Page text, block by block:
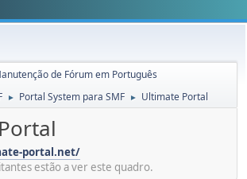
de Fórum em Português
► Portal System para SMF ► Ultimate Portal
portal.net/
estão a ver este quadro.